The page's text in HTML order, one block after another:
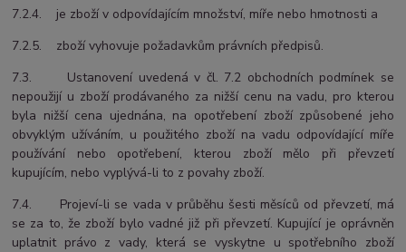
7.2.4. je zboží v odpovídajícím množství, míře nebo hmotnosti a
7.2.5. zboží vyhovuje požadavkům právních předpisů.
7.3. Ustanovení uvedená v čl. 7.2 obchodních podmínek se
nepoužijí u zboží prodávaného za nižší cenu na vadu, pro kterou
byla nižší cena ujednána, na opotřebení zboží způsobené jeho
obvyklým užíváním, u použitého zboží na vadu odpovídající míře
používání nebo opotřebení, kterou zboží mělo při převzetí
kupujícím, nebo vyplývá-li to z povahy zboží.
7.4. Projeví-li se vada v průběhu šesti měsíců od převzetí, má
se za to, že zboží bylo vadné již při převzetí. Kupující je oprávněn
uplatnit právo z vady, která se vyskytne u spotřebního zboží